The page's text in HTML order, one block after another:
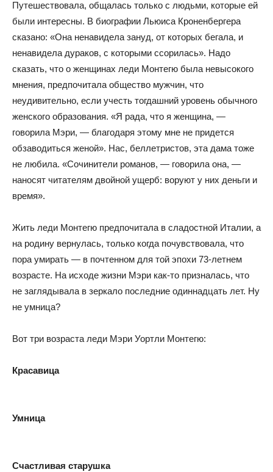
Путешествовала, общалась только с людьми, которые ей
были интересны. В биографии Льюиса Кроненбергера
сказано: «Она ненавидела зануд, от которых бегала, и
ненавидела дураков, с которыми ссорилась». Надо
сказать, что о женщинах леди Монтегю была невысокого
мнения, предпочитала общество мужчин, что
неудивительно, если учесть тогдашний уровень обычного
женского образования. «Я рада, что я женщина, —
говорила Мэри, — благодаря этому мне не придется
обзаводиться женой». Нас, беллетристов, эта дама тоже
не любила. «Сочинители романов, — говорила она, —
наносят читателям двойной ущерб: воруют у них деньги и
время».
Жить леди Монтегю предпочитала в сладостной Италии, а
на родину вернулась, только когда почувствовала, что
пора умирать — в почтенном для той эпохи 73-летнем
возрасте. На исходе жизни Мэри как-то призналась, что
не заглядывала в зеркало последние одиннадцать лет. Ну
не умница?
Вот три возраста леди Мэри Уортли Монтегю:
Красавица
Умница
Счастливая старушка